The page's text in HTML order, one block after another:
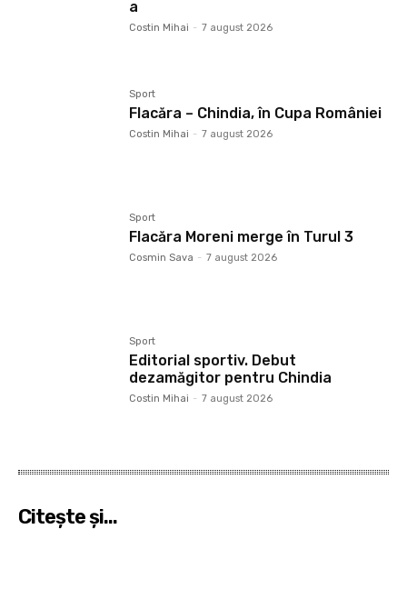
a
Costin Mihai - 7 august 2026
Sport
Flacăra – Chindia, în Cupa României
Costin Mihai - 7 august 2026
Sport
Flacăra Moreni merge în Turul 3
Cosmin Sava - 7 august 2026
Sport
Editorial sportiv. Debut
dezamăgitor pentru Chindia
Costin Mihai - 7 august 2026
Citeşte şi...